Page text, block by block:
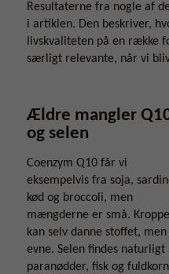
Resultaterne fra nogle af
i artiklen. Den beskriver,
livskvaliteten på en række
særligt relevante, når vi
Ældre mangler
og selen
Coenzym Q10 får vi
eksempelvis fra soja,
kød og broccoli, men
mængderne er små.
kan selv danne stoffet,
evne. Selen findes
paranødder, fisk og